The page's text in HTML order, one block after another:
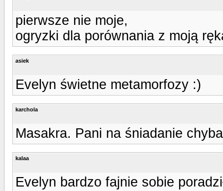
pierwsze nie moje,
ogryzki dla porównania z moją
asiek
Evelyn świetne metamorfozy :)
karchola
Masakra. Pani na śniadanie
kalaa
Evelyn bardzo fajnie sobie